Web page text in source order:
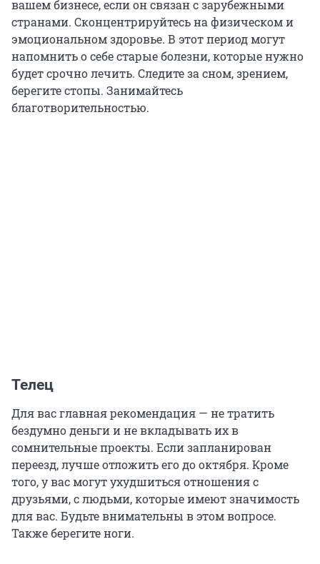
вашем бизнесе, если он связан с зарубежными
странами. Сконцентрируйтесь на физическом и
эмоциональном здоровье. В этот период могут
напомнить о себе старые болезни, которые нужно
будет срочно лечить. Следите за сном, зрением,
берегите стопы. Занимайтесь
благотворительностью.
Телец
Для вас главная рекомендация — не тратить
бездумно деньги и не вкладывать их в
сомнительные проекты. Если запланирован
переезд, лучше отложить его до октября. Кроме
того, у вас могут ухудшиться отношения с
друзьями, с людьми, которые имеют значимость
для вас. Будьте внимательны в этом вопросе.
Также берегите ноги.